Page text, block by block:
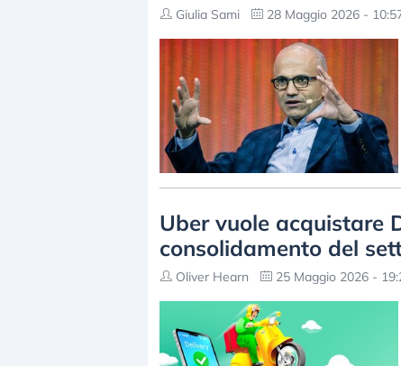
Giulia Sami 28 Maggio 2026 -
Uber vuole acquistare
consolidamento del
Oliver Hearn 25 Maggio 2026 -